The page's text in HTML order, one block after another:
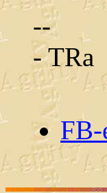
--
- TRa
FB-